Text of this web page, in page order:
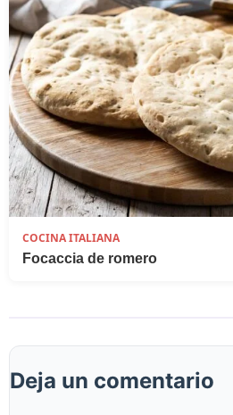
COCINA ITALIANA
Focaccia de romero
Deja un comentario